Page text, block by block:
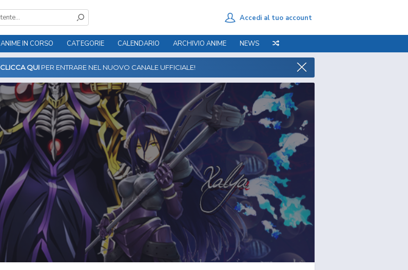
Accedi al tuo account
ANIME IN CORSO CATEGORIE CALENDARIO ARCHIVIO ANIME NEWS
CLICCA QUI PER ENTRARE NEL NUOVO CANALE UFFICIALE!